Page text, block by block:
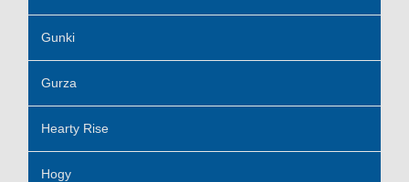
Gunki
Gurza
Hearty Rise
Hogy